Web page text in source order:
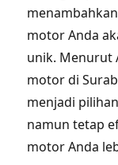
motor Anda
unik. Menurut
motor di
menjadi
namun tetap
motor Anda